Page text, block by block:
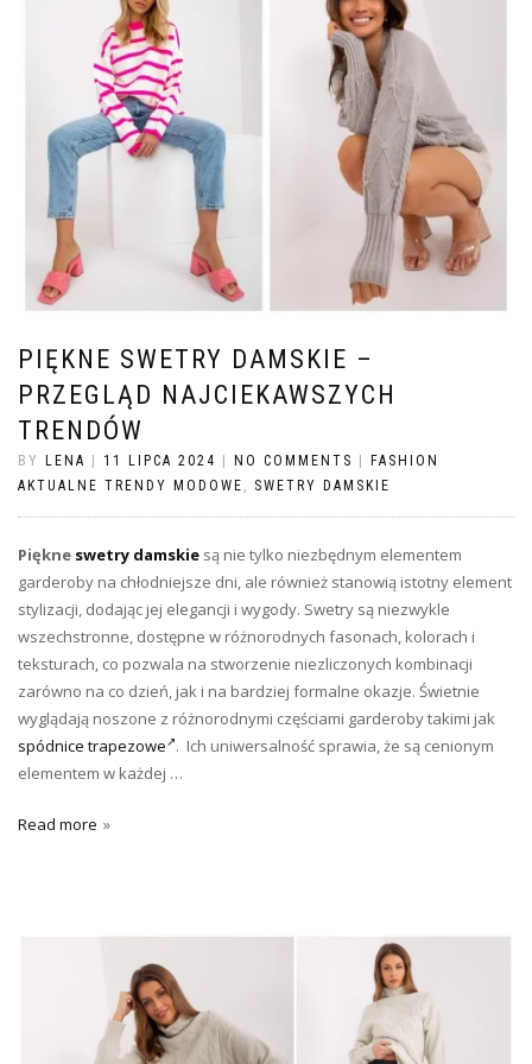
PIĘKNE SWETRY DAMSKIE –
PRZEGLĄD NAJCIEKAWSZYCH
TRENDÓW
BY LENA 11 LIPCA 2024 NO COMMENTS
FASHION
AKTUALNE TRENDY MODOWE , SWETRY DAMSKIE
Piękne swetry damskie są nie tylko niezbędnym elementem
garderoby na chłodniejsze dni, ale również stanowią istotny element
stylizacji, dodając jej elegancji i wygody. Swetry są niezwykle
wszechstronne, dostępne w różnorodnych fasonach, kolorach i
teksturach, co pozwala na stworzenie niezliczonych kombinacji
zarówno na co dzień, jak i na bardziej formalne okazje. Świetnie
wyglądają noszone z różnorodnymi częściami garderoby takimi jak
spódnice trapezowe . Ich uniwersalność sprawia, że są cenionym
elementem w każdej …
Read more